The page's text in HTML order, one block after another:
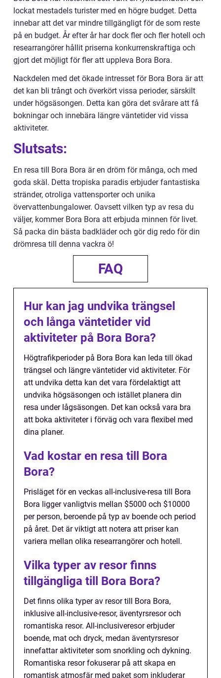
lockat mestadels turister med en högre budget. Detta
innebar att det var mindre tillgängligt för de som reste
på en budget. År efter år har dock fler och fler hotell och
researrangörer hållit priserna konkurrenskraftiga och
gjort det möjligt för fler att uppleva Bora Bora.
Nackdelen med det ökade intresset för Bora Bora är att
det kan bli trångt och överkört vissa perioder, särskilt
under högsäsongen. Detta kan göra det svårare att få
bokningar och innebära längre väntetider vid vissa
aktiviteter.
Slutsats:
En resa till Bora Bora är en dröm för många, och med
goda skäl. Detta tropiska paradis erbjuder fantastiska
stränder, otroliga vattensporter och unika
övervattenbungalower. Oavsett vilken typ av resa du
väljer, kommer Bora Bora att erbjuda minnen för livet.
Så packa din bästa badkläder och gör dig redo för din
drömresa till denna vackra ö!
FAQ
Hur kan jag undvika trängsel
och långa väntetider vid
aktiviteter på Bora Bora?
Högtrafikperioder på Bora Bora kan leda till ökad
trängsel och längre väntetider vid aktiviteter. För
att undvika detta kan det vara fördelaktigt att
undvika högsäsongen och istället planera din
resa under lågsäsongen. Det kan också vara bra
att boka aktiviteter i förväg och vara flexibel med
dina planer.
Vad kostar en resa till Bora
Bora?
Prisläget för en veckas all-inclusive-resa till Bora
Bora ligger vanligtvis mellan $5000 och $10000
per person, beroende på typ av boende och period
på året. Det är viktigt att notera att priser kan
variera mellan olika researrangörer och hotell.
Vilka typer av resor finns
tillgängliga till Bora Bora?
Det finns olika typer av resor till Bora Bora,
inklusive all-inclusive-resor, äventyrsresor och
romantiska resor. All-inclusiveresor erbjuder
boende, mat och dryck, medan äventyrsresor
innefattar aktiviteter som snorkling och dykning.
Romantiska resor fokuserar på att skapa en
romantisk atmosfär med paket som inkluderar